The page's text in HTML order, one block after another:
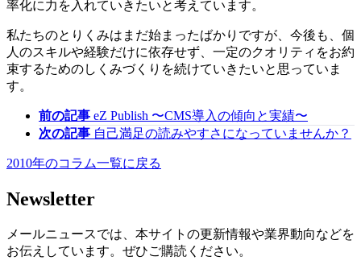
率化に力を入れていきたいと考えています。
私たちのとりくみはまだ始まったばかりですが、今後も、個
人のスキルや経験だけに依存せず、一定のクオリティをお約
束するためのしくみづくりを続けていきたいと思っていま
す。
前の記事 eZ Publish 〜CMS導入の傾向と実績〜
次の記事 自己満足の読みやすさになっていませんか？
2010年のコラム一覧に戻る
Newsletter
メールニュースでは、本サイトの更新情報や業界動向などを
お伝えしています。ぜひご購読ください。